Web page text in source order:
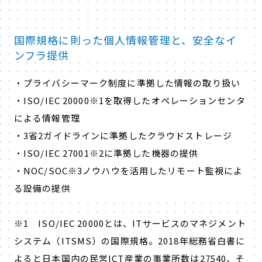
国際規格に則った個人情報管理と、安全なイ
ンフラ提供
・プライバシーマーク制度に準拠した情報の取り扱い
・ISO/IEC 20000※1を取得したオペレーションセンタ
による情報管理
・3省2ガイドラインに準拠したクラウドストレージ
・ISO/IEC 27001※2に準拠した機器の提供
・NOC/SOC※3ノウハウを活用したリモート監視によ
る設備の提供
※1 ISO/IEC 20000とは、ITサービスのマネジメント
システム（ITSMS）の国際規格。2018年総務省白書に
よると日本国内の民営ICT産業の事業所数は27540、そ